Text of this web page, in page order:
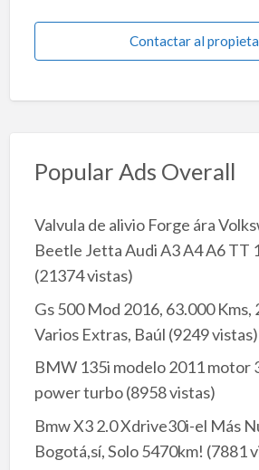
Contactar al
Popular Ads Overall
Valvula de alivio Forge ára
Beetle Jetta Audi A3 A4 A6 TT
(21374 vistas)
Gs 500 Mod 2016, 63.000 Kms,
Varios Extras, Baúl (9249 vistas)
BMW 135i modelo 2011 motor
power turbo(8958 vistas)
Bmw X3 2.0 Xdrive30i-el Más
Bogotá,sí, Solo 5470km! (7881